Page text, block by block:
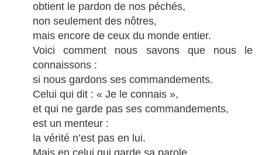
obtient le pardon de nos péchés,
non seulement des nôtres,
mais encore de ceux du monde entier.
Voici comment nous savons que nous le
connaissons :
si nous gardons ses commandements.
Celui qui dit : « Je le connais »,
et qui ne garde pas ses commandements,
est un menteur :
la vérité n’est pas en lui.